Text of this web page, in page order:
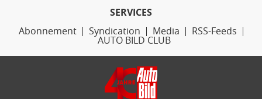
SERVICES
Abonnement
Syndication Media
RSS-Feeds
AUTO BILD CLUB